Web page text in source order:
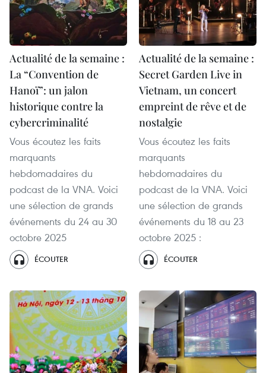
Actualité de la semaine :
La “Convention de
Hanoï”: un jalon
historique contre la
cybercriminalité
Vous écoutez les faits
marquants
hebdomadaires du
podcast de la VNA. Voici
une sélection de grands
événements du 24 au 30
octobre 2025
ÉCOUTER
Actualité de la semaine :
Secret Garden Live in
Vietnam, un concert
empreint de rêve et de
nostalgie
Vous écoutez les faits
marquants
hebdomadaires du
podcast de la VNA. Voici
une sélection de grands
événements du 18 au 23
octobre 2025 :
ÉCOUTER